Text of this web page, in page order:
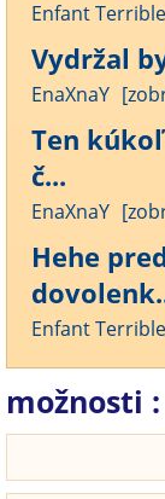
Enfant Terrible
Vydržal
EnaXnaY
Ten
č...
EnaXnaY
Hehe
Enfant Terrible
možnosti :